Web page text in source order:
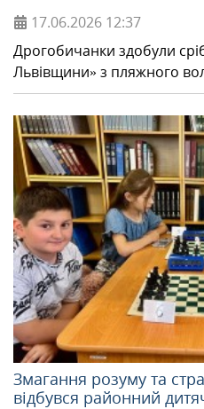
17.06.2026 12:37
Дрогобичанки здобули
Львівщини» з пляжного
Змагання розуму та
відбувся районний